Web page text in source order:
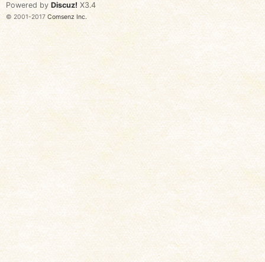
Powered by Discuz! X3.4
© 2001-2017 Comsenz Inc.